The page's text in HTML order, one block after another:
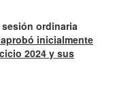
sesión ordinaria
aprobó inicialmente
2024 y sus